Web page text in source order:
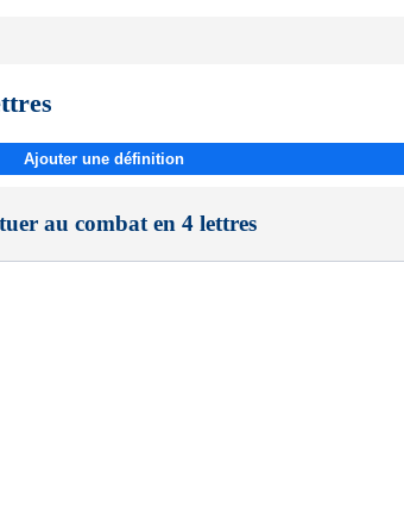
Ajouter une définition
au combat en 4 lettres